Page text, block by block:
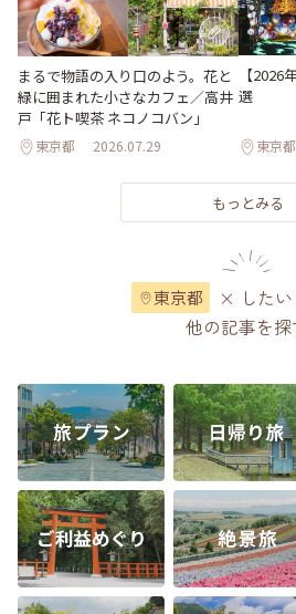
まるで物語の入り口のよう。花と
緑に囲まれた小さなカフェ／高井
戸「花ト喫茶 ネコノコバン」
東京都 2026.07.29
【2026
選
東京都
もっとみる
東京都
× したい
他の記事を探